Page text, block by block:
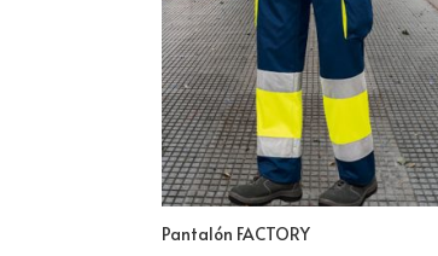
Pantalón FACTORY